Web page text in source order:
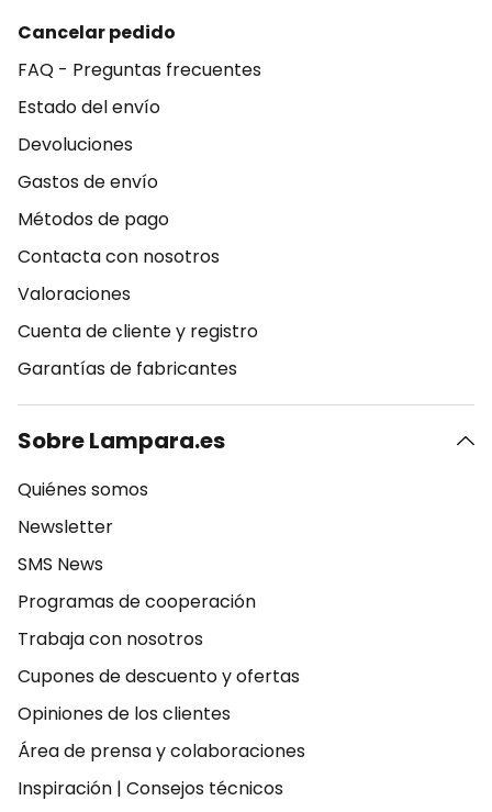
Cancelar pedido
FAQ - Preguntas frecuentes
Estado del envío
Devoluciones
Gastos de envío
Métodos de pago
Contacta con nosotros
Valoraciones
Cuenta de cliente y registro
Garantías de fabricantes
Sobre Lampara.es
Quiénes somos
Newsletter
SMS News
Programas de cooperación
Trabaja con nosotros
Cupones de descuento y ofertas
Opiniones de los clientes
Área de prensa y colaboraciones
Inspiración | Consejos técnicos